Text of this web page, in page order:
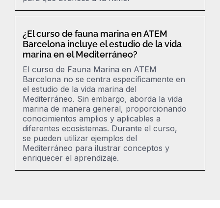
¿El curso de fauna marina en ATEM
Barcelona incluye el estudio de la vida
marina en el Mediterráneo?
El curso de Fauna Marina en ATEM
Barcelona no se centra específicamente en
el estudio de la vida marina del
Mediterráneo. Sin embargo, aborda la vida
marina de manera general, proporcionando
conocimientos amplios y aplicables a
diferentes ecosistemas. Durante el curso,
se pueden utilizar ejemplos del
Mediterráneo para ilustrar conceptos y
enriquecer el aprendizaje.